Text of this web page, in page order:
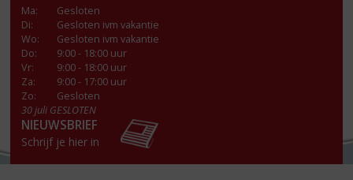
Ma:
Gesloten
Di:
Gesloten ivm vakantie
Wo:
Gesloten ivm vakantie
Do:
9:00 - 18:00 uur
Vr:
9:00 - 18:00 uur
Za:
9:00 - 17:00 uur
Zo:
Gesloten
30 juli GESLOTEN
NIEUWSBRIEF
Schrijf je hier in